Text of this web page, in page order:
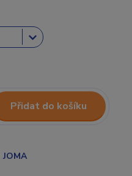
Přidat do košíku
JOMA